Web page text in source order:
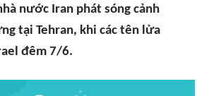
nước Iran phát sóng cảnh
tại Tehran, khi các tên lửa
đêm 7/6.